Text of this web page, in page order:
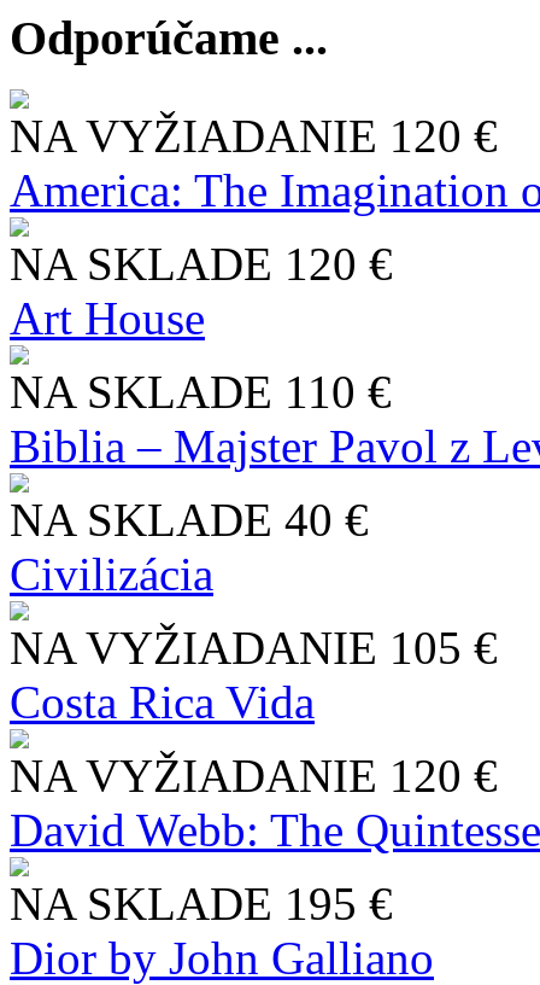
Odporúčame ...
NA VYŽIADANIE 120 €
America: The Imagination
NA SKLADE 120 €
Art House
NA SKLADE 110 €
Biblia – Majster Pavol z
NA SKLADE 40 €
Civilizácia
NA VYŽIADANIE 105 €
Costa Rica Vida
NA VYŽIADANIE 120 €
David Webb: The
NA SKLADE 195 €
Dior by John Galliano